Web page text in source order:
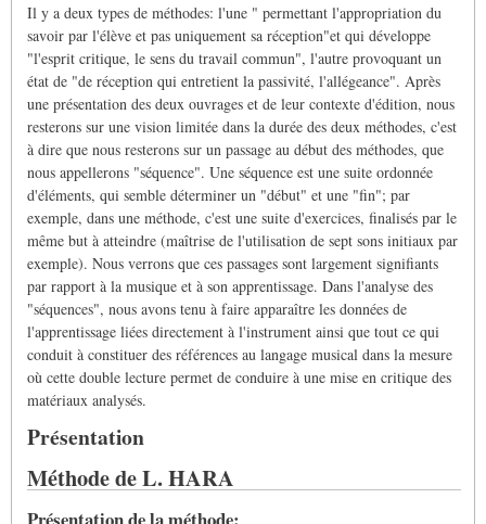
Il y a deux types de méthodes: l'une " permettant l'appropriation du
savoir par l'élève et pas uniquement sa réception"et qui développe
"l'esprit critique, le sens du travail commun", l'autre provoquant un
état de "de réception qui entretient la passivité, l'allégeance". Après
une présentation des deux ouvrages et de leur contexte d'édition, nous
resterons sur une vision limitée dans la durée des deux méthodes, c'est
à dire que nous resterons sur un passage au début des méthodes, que
nous appellerons "séquence". Une séquence est une suite ordonnée
d'éléments, qui semble déterminer un "début" et une "fin"; par
exemple, dans une méthode, c'est une suite d'exercices, finalisés par le
même but à atteindre (maîtrise de l'utilisation de sept sons initiaux par
exemple). Nous verrons que ces passages sont largement signifiants
par rapport à la musique et à son apprentissage. Dans l'analyse des
"séquences", nous avons tenu à faire apparaître les données de
l'apprentissage liées directement à l'instrument ainsi que tout ce qui
conduit à constituer des références au langage musical dans la mesure
où cette double lecture permet de conduire à une mise en critique des
matériaux analysés.
Présentation
Méthode de L. HARA